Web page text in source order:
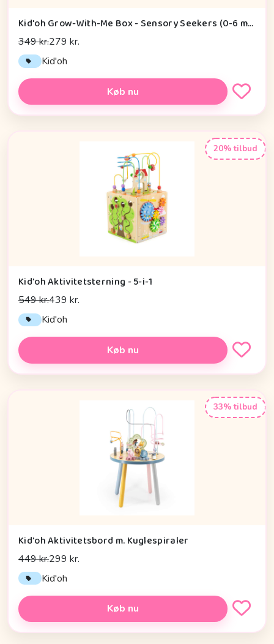
Kid'oh Grow-With-Me Box - Sensory Seekers (0-6 mdr.)
349 kr.279 kr.
Kid'oh
Køb nu
20% tilbud
Kid'oh Aktivitetsterning - 5-i-1
549 kr.439 kr.
Kid'oh
Køb nu
33% tilbud
Kid'oh Aktivitetsbord m. Kuglespiraler
449 kr.299 kr.
Kid'oh
Køb nu